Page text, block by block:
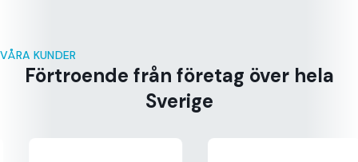
VÅRA KUNDER
Förtroende från företag över hela
Sverige